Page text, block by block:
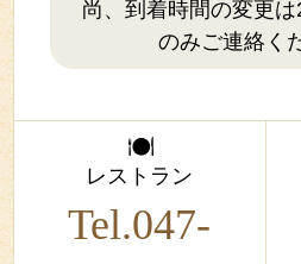
尚、到着時間の変更
のみご連絡く
レストラン
Tel.047-